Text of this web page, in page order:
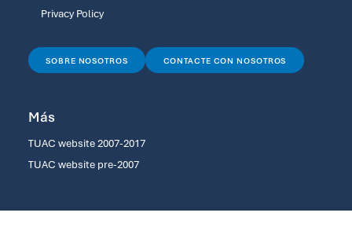
Privacy Policy
SOBRE NOSOTROS CONTACTE CON NOSOTROS
Más
TUAC website 2007-2017
TUAC website pre-2007